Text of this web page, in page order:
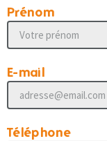
Prénom
E-mail
Téléphone